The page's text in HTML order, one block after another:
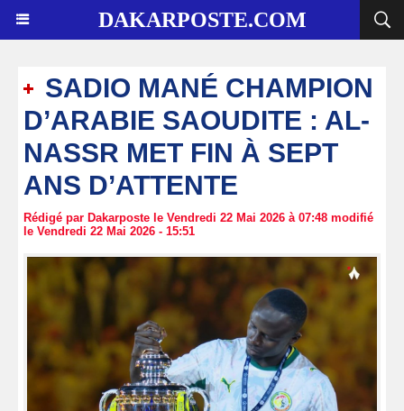
DAKARPOSTE.COM
SADIO MANÉ CHAMPION
D’ARABIE SAOUDITE : AL-
NASSR MET FIN À SEPT
ANS D’ATTENTE
Rédigé par Dakarposte le Vendredi 22 Mai 2026 à 07:48 modifié
le Vendredi 22 Mai 2026 - 15:51